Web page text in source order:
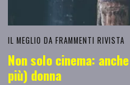
IL MEGLIO DA FRAMMENTI RIVISTA
Non solo cinema:
più) donna